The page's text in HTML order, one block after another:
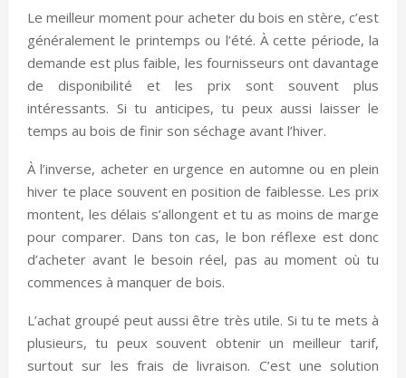
Le meilleur moment pour acheter du bois en stère, c’est
généralement le printemps ou l’été. À cette période, la
demande est plus faible, les fournisseurs ont davantage
de disponibilité et les prix sont souvent plus
intéressants. Si tu anticipes, tu peux aussi laisser le
temps au bois de finir son séchage avant l’hiver.
À l’inverse, acheter en urgence en automne ou en plein
hiver te place souvent en position de faiblesse. Les prix
montent, les délais s’allongent et tu as moins de marge
pour comparer. Dans ton cas, le bon réflexe est donc
d’acheter avant le besoin réel, pas au moment où tu
commences à manquer de bois.
L’achat groupé peut aussi être très utile. Si tu te mets à
plusieurs, tu peux souvent obtenir un meilleur tarif,
surtout sur les frais de livraison. C’est une solution